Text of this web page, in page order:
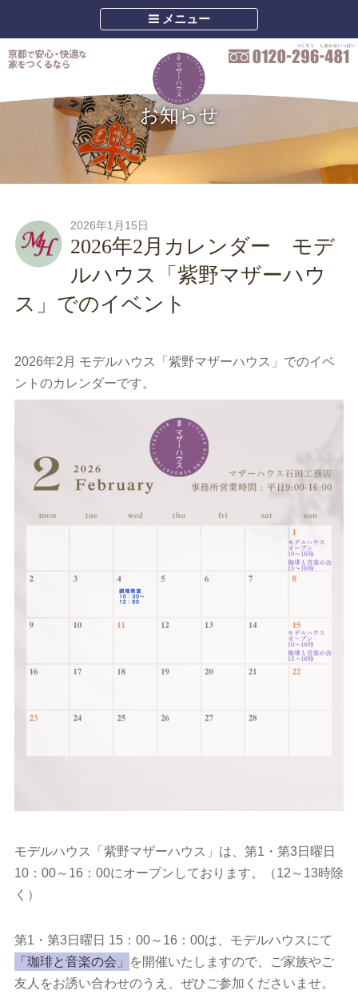
メニュー
お知らせ
2026年1月15日
2026年2月カレンダー モデ
ルハウス「紫野マザーハウ
ス」でのイベント
2026年2月 モデルハウス「紫野マザーハウス」でのイベ
ントのカレンダーです。
モデルハウス「紫野マザーハウス」は、第1・第3日曜日
10：00～16：00にオープンしております。（12～13時除
く）
第1・第3日曜日 15：00～16：00は、モデルハウスにて
「珈琲と音楽の会」
を開催いたしますので、ご家族やご
友人をお誘い合わせのうえ、ぜひご参加くださいませ。